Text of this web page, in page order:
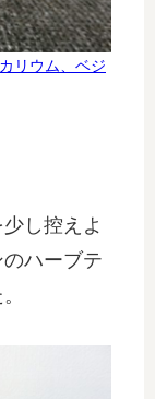
リウム、ベジ
し控えよ
ハーブテ